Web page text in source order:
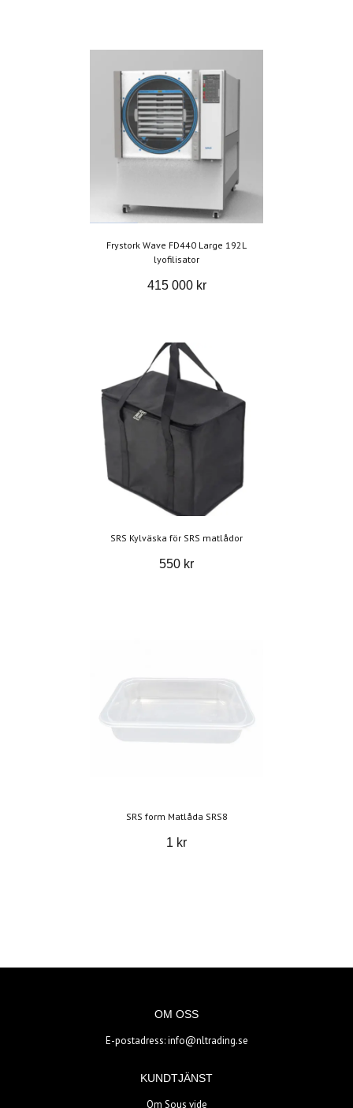
Frystork Wave FD440 Large 192L
lyofilisator
415 000 kr
SRS Kylväska för SRS matlådor
550 kr
SRS form Matlåda SRS8
1 kr
OM OSS
E-postadress:info@nltrading.se
KUNDTJÄNST
Om Sous vide